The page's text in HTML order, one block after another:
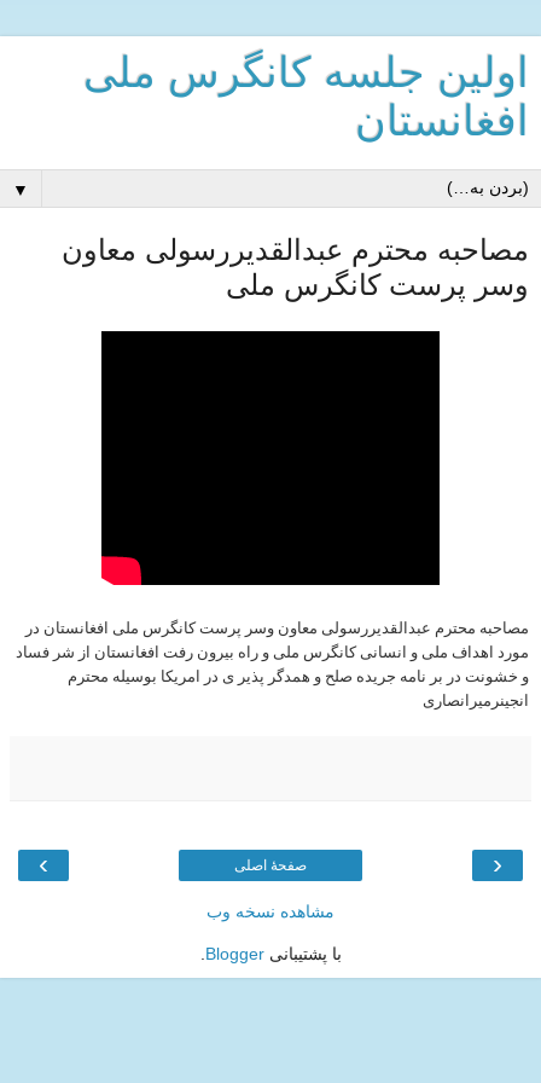
اولین جلسه کانگرس ملی
افغانستان
▼
مصاحبه محترم عبدالقدیررسولی معاون
وسر پرست کانگرس ملی
مصاحبه محترم عبدالقدیررسولی معاون وسر پرست کانگرس ملی افغانستان در
مورد اهداف ملی و انسانی کانگرس ملی و راه بیرون رفت افغانستان از شر فساد
و خشونت در بر نامه جريده صلح و همدگر پذير ى در امریکا بوسیله محترم
انجینرمیرانصاری
‹
› صفحهٔ اصلی
مشاهده نسخه وب
با پشتیبانیBlogger